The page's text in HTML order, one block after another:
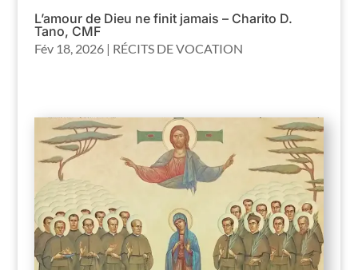
L’amour de Dieu ne finit jamais – Charito D.
Tano, CMF
Fév 18, 2026| RÉCITS DE VOCATION